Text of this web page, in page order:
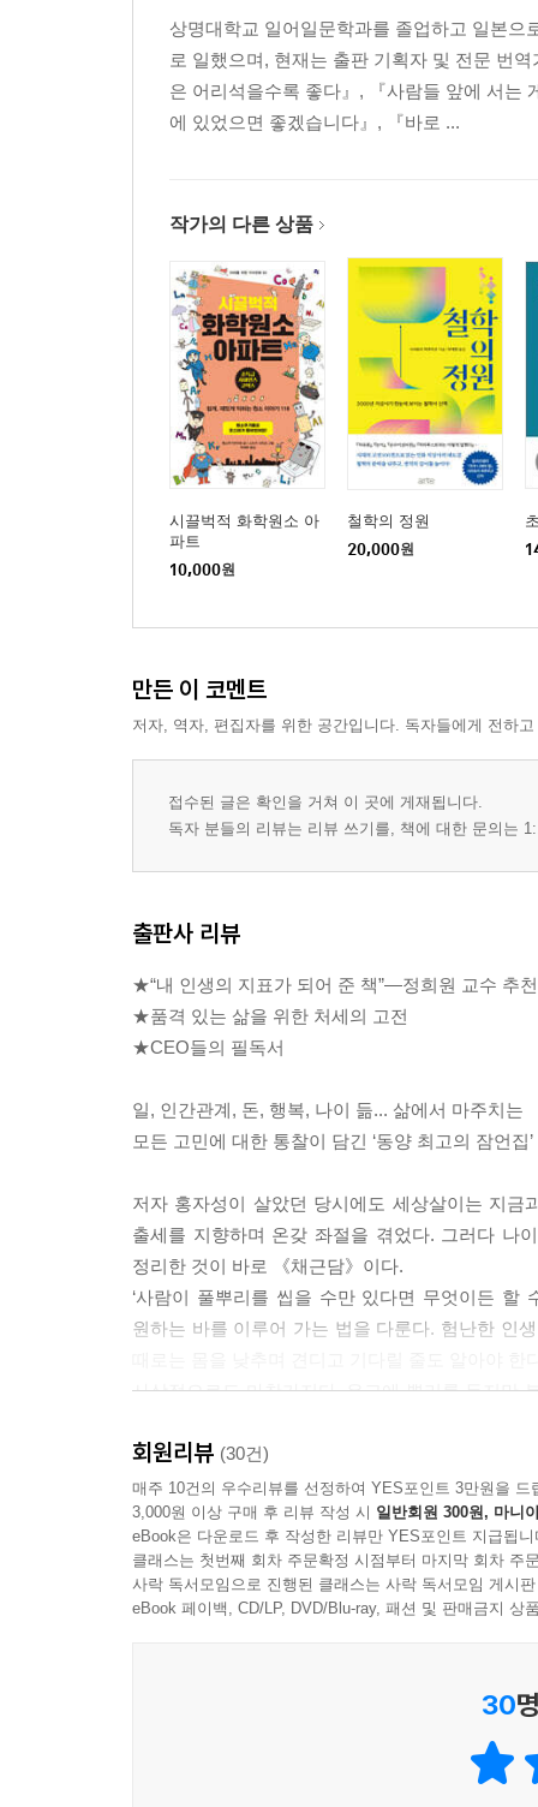
상명대학교 일어일문학과를 졸업하고 일본
로 일했으며, 현재는 출판 기획자 및 전문 번
은 어리석을수록 좋다』, 『사람들 앞에 서는
에 있었으면 좋겠습니다』, 『바로 ...
작가의 다른 상품
시끌벅적 화학원소 아
파트
10,000원
철학의 정원
20,000원
만든 이 코멘트
저자, 역자, 편집자를 위한 공간입니다. 독자들에게 전하
접수된 글은 확인을 거쳐 이 곳에 게재됩니다.
독자 분들의 리뷰는 리뷰 쓰기를, 책에 대한 문의는
출판사 리뷰
★“내 인생의 지표가 되어 준 책”―정희원 교수 추
★품격 있는 삶을 위한 처세의 고전
★CEO들의 필독서
일, 인간관계, 돈, 행복, 나이 듦... 삶에서 마주치는
모든 고민에 대한 통찰이 담긴 ‘동양 최고의 잠언집’
저자 홍자성이 살았던 당시에도 세상살이는 지
출세를 지향하며 온갖 좌절을 겪었다. 그러다 나
정리한 것이 바로 《채근담》이다.
‘사람이 풀뿌리를 씹을 수만 있다면 무엇이든 할
원하는 바를 이루어 가는 법을 다룬다. 험난한 인
사상적으로도 마찬가지다. 유교에 뿌리를 두지만
고민과 의문에 대한 해답을 제시한다.
할 수 없는 일에 괴로워 말고 할 수 있는 일에 집중
홍자성이 바라본 세상은 예기치 못한 고난과 시
고통이라고 해서, 그저 수동적으로 참고 견디
구하라”(34쪽)고 권한다. 자기 힘으로 어찌할 수
발린 말이나 칭찬만을 듣고 모든 일이 내 뜻대로
회원리뷰 (30건)
매주 10건의 우수리뷰를 선정하여 YES포인트 3만원을 드
3,000원 이상 구매 후 리뷰 작성 시 일반회원 300원, 마니
eBook은 다운로드 후 작성한 리뷰만 YES포인트 지급됩니
클래스는 첫번째 회차 주문확정 시점부터 마지막 회차 주
사락 독서모임으로 진행된 클래스는 사락 독서모임 게시
eBook 페이백, CD/LP, DVD/Blu-ray, 패션 및 판매금지 상
30